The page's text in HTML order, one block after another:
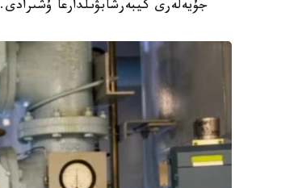
جۇيەلەرى كيبەرشابۋىلدارعا ۇشىرادى.